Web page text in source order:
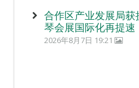
合作区产业发展局获
琴会展国际化再提速
2026年8月7日 19:21